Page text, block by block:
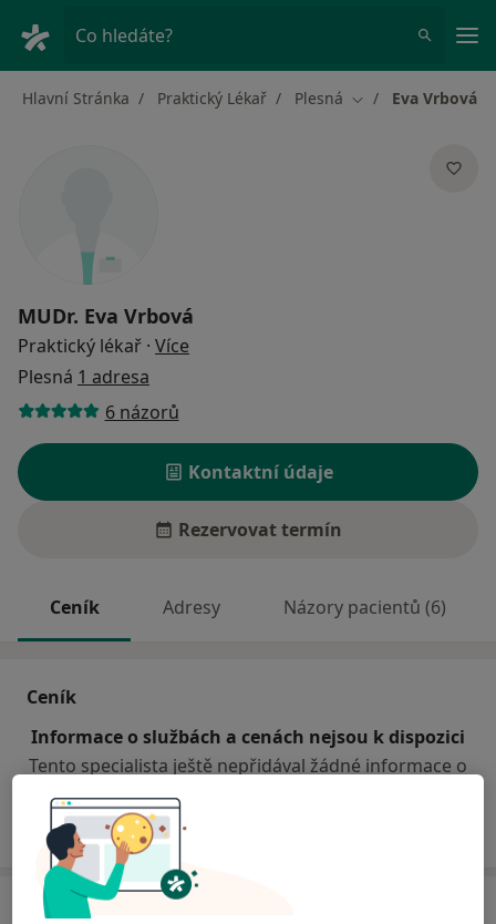
Co hledáte?
Hlavní Stránka Praktický Lékař Plesná Změna města
Eva Vrbová
MUDr. Eva Vrbová
Praktický lékař · Více
Plesná 1 adresa
6 názorů
Kontaktní údaje
Rezervovat termín
Ceník Adresy Názory pacientů (6)
Ceník
Informace o službách a cenách nejsou k dispozici
Tento specialista ještě nepřidával žádné informace o
Adresa